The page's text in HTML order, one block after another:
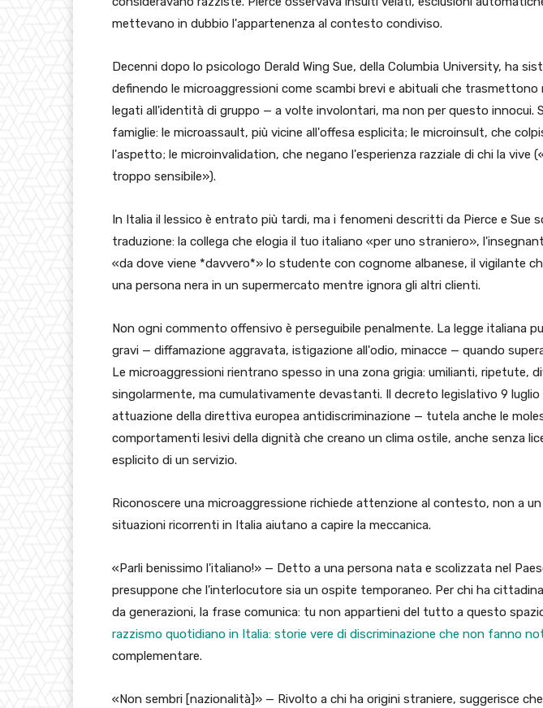
mettevano in dubbio l'appartenenza al contesto condiviso.
Decenni dopo lo psicologo Derald Wing Sue, della Columbia University, ha
definendo le microaggressioni come scambi brevi e abituali che
legati all'identità di gruppo — a volte involontari, ma non per questo innocui.
famiglie: le microassault, più vicine all'offesa esplicita; le microinsult, che
l'aspetto; le microinvalidation, che negano l'esperienza razziale di chi la vive
troppo sensibile»).
In Italia il lessico è entrato più tardi, ma i fenomeni descritti da Pierce e Sue
traduzione: la collega che elogia il tuo italiano «per uno straniero»,
«da dove viene *davvero*» lo studente con cognome albanese, il vigilante
una persona nera in un supermercato mentre ignora gli altri clienti.
Non ogni commento offensivo è perseguibile penalmente. La legge italiana
gravi — diffamazione aggravata, istigazione all'odio, minacce — quando
Le microaggressioni rientrano spesso in una zona grigia: umilianti, ripetute,
singolarmente, ma cumulativamente devastanti. Il decreto legislativo 9 luglio
attuazione della direttiva europea antidiscriminazione — tutela anche le
comportamenti lesivi della dignità che creano un clima ostile, anche senza
esplicito di un servizio.
Riconoscere una microaggressione richiede attenzione al contesto, non a un
situazioni ricorrenti in Italia aiutano a capire la meccanica.
«Parli benissimo l'italiano!» — Detto a una persona nata e scolizzata nel
presuppone che l'interlocutore sia un ospite temporaneo. Per chi ha
da generazioni, la frase comunica: tu non appartieni del tutto a questo
razzismo quotidiano in Italia: storie vere di discriminazione che non fanno
complementare.
«Non sembri [nazionalità]» — Rivolto a chi ha origini straniere, suggerisce